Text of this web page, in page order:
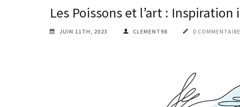
Les Poissons et l’art :
JUIN 11TH, 2023 CLEMENT98 0 COMMENTAIRE